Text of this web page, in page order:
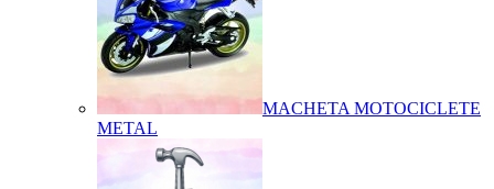
MACHETA MOTOCICLETE
METAL